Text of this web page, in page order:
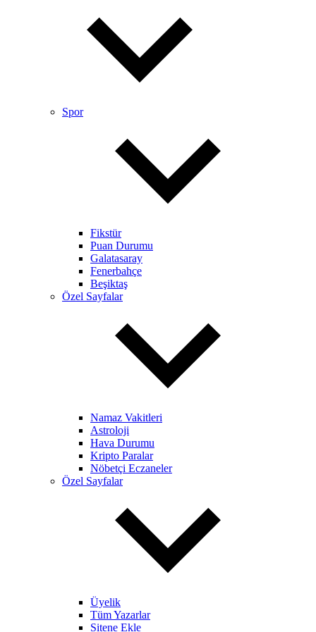
Spor
Fikstür
Puan Durumu
Galatasaray
Fenerbahçe
Beşiktaş
Özel Sayfalar
Namaz Vakitleri
Astroloji
Hava Durumu
Kripto Paralar
Nöbetçi Eczaneler
Özel Sayfalar
Üyelik
Tüm Yazarlar
Sitene Ekle